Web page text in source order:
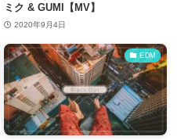
ミク & GUMI【MV】
2020年9月4日
EDM